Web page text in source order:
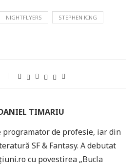
NIGHTFLYERS STEPHEN KING
TIMARIU
de profesie, iar din
SF & Fantasy. A debutat
cu povestirea „Bucla